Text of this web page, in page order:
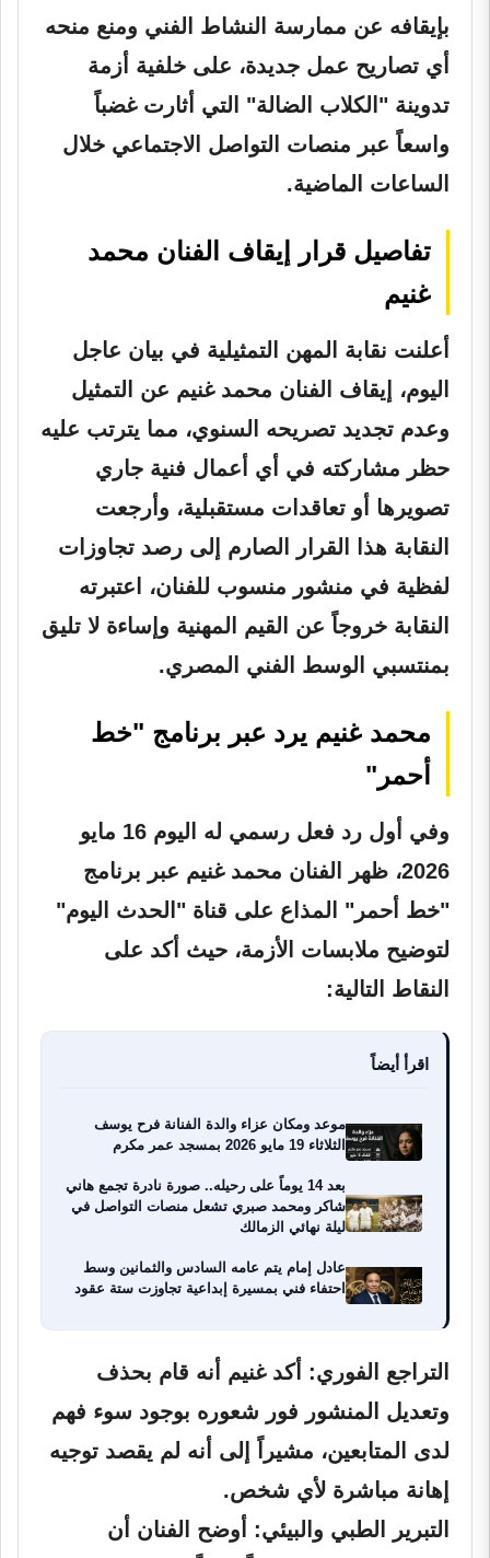
بإيقافه عن ممارسة النشاط الفني ومنع منحه
أي تصاريح عمل جديدة، على خلفية أزمة
تدوينة "الكلاب الضالة" التي أثارت غضباً
واسعاً عبر منصات التواصل الاجتماعي خلال
الساعات الماضية.
تفاصيل قرار إيقاف الفنان محمد
غنيم
أعلنت نقابة المهن التمثيلية في بيان عاجل
اليوم، إيقاف الفنان محمد غنيم عن التمثيل
وعدم تجديد تصريحه السنوي، مما يترتب عليه
حظر مشاركته في أي أعمال فنية جاري
تصويرها أو تعاقدات مستقبلية، وأرجعت
النقابة هذا القرار الصارم إلى رصد تجاوزات
لفظية في منشور منسوب للفنان، اعتبرته
النقابة خروجاً عن القيم المهنية وإساءة لا تليق
بمنتسبي الوسط الفني المصري.
محمد غنيم يرد عبر برنامج "خط
أحمر"
وفي أول رد فعل رسمي له اليوم 16 مايو
2026، ظهر الفنان محمد غنيم عبر برنامج
"خط أحمر" المذاع على قناة "الحدث اليوم"
لتوضيح ملابسات الأزمة، حيث أكد على
النقاط التالية:
اقرأ أيضاً
موعد ومكان عزاء والدة الفنانة فرح يوسف
الثلاثاء 19 مايو 2026 بمسجد عمر مكرم
بعد 14 يوماً على رحيله.. صورة نادرة تجمع هاني
شاكر ومحمد صبري تشعل منصات التواصل في
ليلة نهائي الزمالك
عادل إمام يتم عامه السادس والثمانين وسط
احتفاء فني بمسيرة إبداعية تجاوزت ستة عقود
التراجع الفوري: أكد غنيم أنه قام بحذف
وتعديل المنشور فور شعوره بوجود سوء فهم
لدى المتابعين، مشيراً إلى أنه لم يقصد توجيه
إهانة مباشرة لأي شخص.
التبرير الطبي والبيئي: أوضح الفنان أن